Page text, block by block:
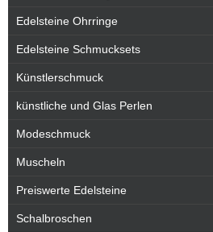
Edelsteine Ohrringe
Edelsteine Schmucksets
Künstlerschmuck
künstliche und Glas Perlen
Modeschmuck
Muscheln
Preiswerte Edelsteine
Schalbroschen